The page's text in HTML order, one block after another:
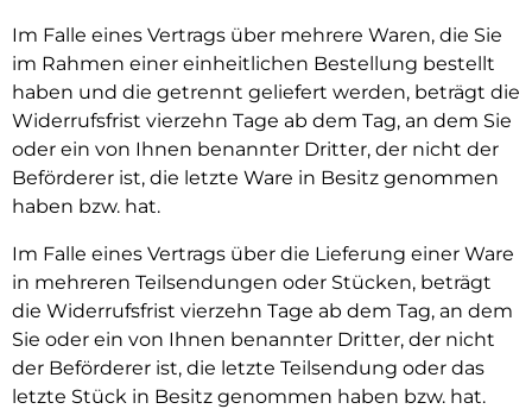
Im Falle eines Vertrags über mehrere Waren, die Sie
im Rahmen einer einheitlichen Bestellung bestellt
haben und die getrennt geliefert werden, beträgt die
Widerrufsfrist vierzehn Tage ab dem Tag, an dem Sie
oder ein von Ihnen benannter Dritter, der nicht der
Beförderer ist, die letzte Ware in Besitz genommen
haben bzw. hat.
Im Falle eines Vertrags über die Lieferung einer Ware
in mehreren Teilsendungen oder Stücken, beträgt
die Widerrufsfrist vierzehn Tage ab dem Tag, an dem
Sie oder ein von Ihnen benannter Dritter, der nicht
der Beförderer ist, die letzte Teilsendung oder das
letzte Stück in Besitz genommen haben bzw. hat.